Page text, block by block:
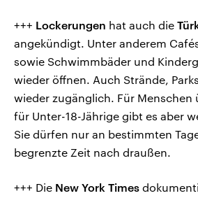
+++ Lockerungen hat auch die
angekündigt. Unter anderem
sowie Schwimmbäder und
wieder öffnen. Auch Strände,
wieder zugänglich. Für Menschen
für Unter-18-Jährige gibt es aber
Sie dürfen nur an bestimmten
begrenzte Zeit nach draußen.
+++ Die New York Times